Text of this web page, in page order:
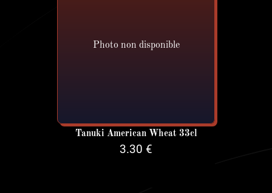
Photo non disponible
Tanuki American Wheat 33cl
3.30 €